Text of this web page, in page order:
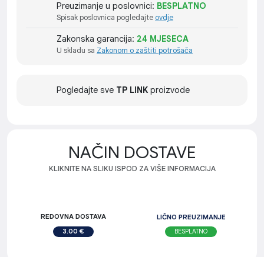
Preuzimanje u poslovnici: BESPLATNO
Spisak poslovnica pogledajte ovdje
Zakonska garancija: 24 MJESECA
U skladu sa Zakonom o zaštiti potrošača
Pogledajte sve TP LINK proizvode
NAČIN DOSTAVE
KLIKNITE NA SLIKU ISPOD ZA VIŠE INFORMACIJA
REDOVNA DOSTAVA
3.00 €
LIČNO PREUZIMANJE
BESPLATNO